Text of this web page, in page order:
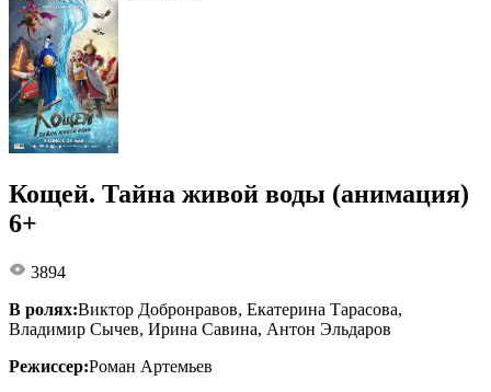
Кощей. Тайна живой воды (анимация)
6+
3894
В ролях:Виктор Добронравов, Екатерина Тарасова,
Владимир Сычев, Ирина Савина, Антон Эльдаров
Режиссер:Роман Артемьев